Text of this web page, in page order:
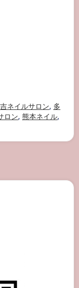
ネイルサロン, 多
ロン, 熊本ネイル,